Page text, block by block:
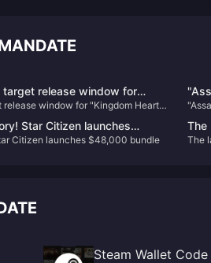
release window for
window for "Kingdom Hearts
Star Citizen launches
Citizen launches $48,000 bundle
The
The
Steam Wallet Code